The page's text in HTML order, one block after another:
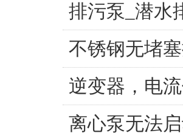
排污泵_潜水
不锈钢无堵
逆变器，电
离心泵无法